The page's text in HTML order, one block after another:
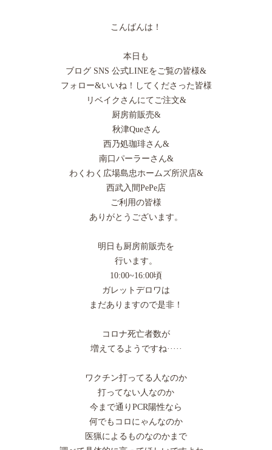
こんばんは！
本日も
ブログ SNS 公式LINEをご覧の皆様&
フォロー&いいね！してくださった皆様
リベイクさんにてご注文&
厨房前販売&
秋津Queさん
西乃処珈琲さん&
南口パーラーさん&
わくわく広場島忠ホームズ所沢店&
西武入間PePe店
ご利用の皆様
ありがとうございます。
明日も厨房前販売を
行います。
10:00~16:00頃
ガレットデロワは
まだありますので是非！
コロナ死亡者数が
増えてるようですね·····
ワクチン打ってる人なのか
打ってない人なのか
今まで通りPCR陽性なら
何でもコロにゃんなのか
医猟によるものなのかまで